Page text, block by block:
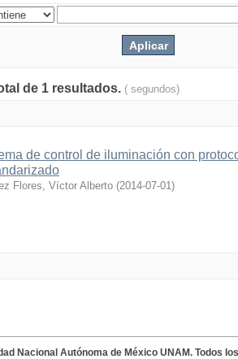
de 1 resultados. ( segundos)
de control de iluminación con
Flores, Víctor Alberto (2014-07-01)
Nacional Autónoma de México UNAM. Todos